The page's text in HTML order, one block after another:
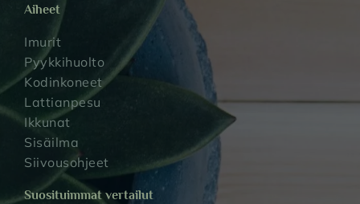
Aiheet
Imurit
Pyykkihuolto
Kodinkoneet
Lattianpesu
Ikkunat
Sisäilma
Siivousohjeet
Suosituimmat vertailut